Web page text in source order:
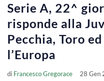
Serie A, 22^
risponde alla
Pecchia, Toro
l’Europa
di Francesco Gregorace 28 Gen